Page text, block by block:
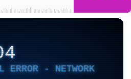
ERROR - NETWORK